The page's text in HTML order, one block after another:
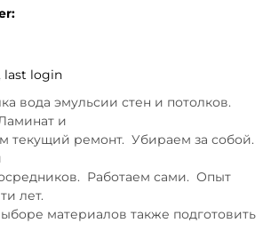
last login
вода эмульсии стен и потолков.
и
Работаем сами.  Опыт
лет.
материалов также подготовить